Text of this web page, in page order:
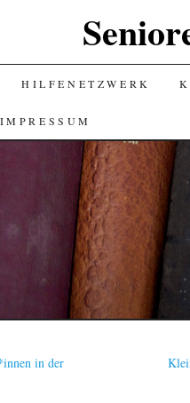
HILFENETZWERK
in der